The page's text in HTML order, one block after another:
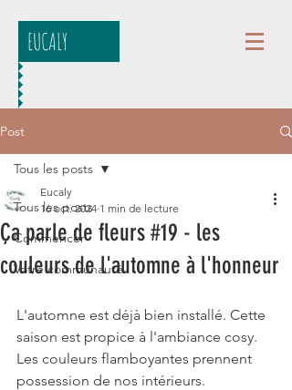
EUCALY
Post
Tous les posts
Commencer
Votre communauté
Tous les posts
Ça parle de fleurs #19 - les
couleurs de l'automne à l'honneur
Eucaly
16 oct. 2024 1 min de lecture
L'automne est déjà bien installé. Cette
saison est propice à l'ambiance cosy.
Les couleurs flamboyantes prennent
possession de nos intérieurs.